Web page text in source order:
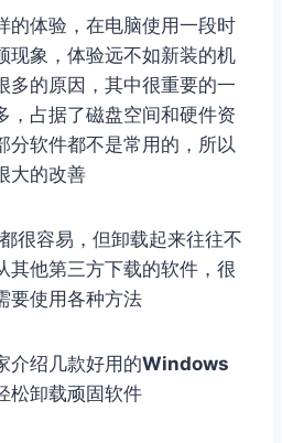
的体验，在电脑使用一段时
现象，体验远不如新装的机
多的原因，其中很重要的一
，占据了磁盘空间和硬件资
分软件都不是常用的，所以
大的改善
很容易，但卸载起来往往不
其他第三方下载的软件，很
要使用各种方法
介绍几款好用的Windows
松卸载顽固软件